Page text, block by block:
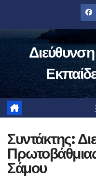
περιεχόμενο
Συντάκτης:
Σάμου